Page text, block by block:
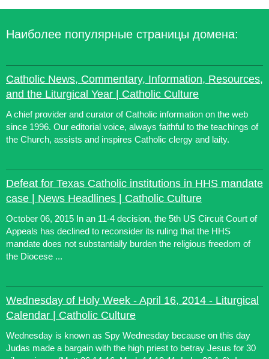
Наиболее популярные страницы домена:
Catholic News, Commentary, Information, Resources,
and the Liturgical Year | Catholic Culture
A chief provider and curator of Catholic information on the web
since 1996. Our editorial voice, always faithful to the teachings of
the Church, assists and inspires Catholic clergy and laity.
Defeat for Texas Catholic institutions in HHS mandate
case | News Headlines | Catholic Culture
October 06, 2015 In an 11-4 decision, the 5th US Circuit Court of
Appeals has declined to reconsider its ruling that the HHS
mandate does not substantially burden the religious freedom of
the Diocese ...
Wednesday of Holy Week - April 16, 2014 - Liturgical
Calendar | Catholic Culture
Wednesday is known as Spy Wednesday because on this day
Judas made a bargain with the high priest to betray Jesus for 30